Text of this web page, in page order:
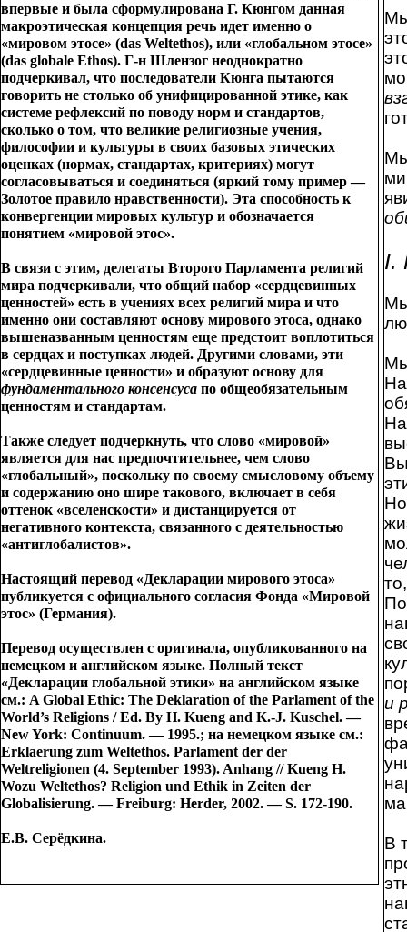
впервые и была сформулирована Г. Кюнгом данная
макроэтическая концепция речь идет именно о
«мировом этосе» (das Weltethos), или «глобальном этосе»
(das globale Ethos). Г-н Шлензог неоднократно
подчеркивал, что последователи Кюнга пытаются
говорить не столько об унифицированной этике, как
системе рефлексий по поводу норм и стандартов,
сколько о том, что великие религиозные учения,
философии и культуры в своих базовых этических
оценках (нормах, стандартах, критериях) могут
согласовываться и соединяться (яркий тому пример —
Золотое правило нравственности). Эта способность к
конвергенции мировых культур и обозначается
понятием «мировой этос».
В связи с этим, делегаты Второго Парламента религий
мира подчеркивали, что общий набор «сердцевинных
ценностей» есть в учениях всех религий мира и что
именно они составляют основу мирового этоса, однако
вышеназванным ценностям еще предстоит воплотиться
в сердцах и поступках людей. Другими словами, эти
«сердцевинные ценности» и образуют основу для
фундаментального консенсуса по общеобязательным
ценностям и стандартам.
Также следует подчеркнуть, что слово «мировой»
является для нас предпочтительнее, чем слово
«глобальный», поскольку по своему смысловому объему
и содержанию оно шире такового, включает в себя
оттенок «вселенскости» и дистанцируется от
негативного контекста, связанного с деятельностью
«антиглобалистов».
Настоящий перевод «Декларации мирового этоса»
публикуется с официального согласия Фонда «Мировой
этос» (Германия).
Перевод осуществлен с оригинала, опубликованного на
немецком и английском языке. Полный текст
«Декларации глобальной этики» на английском языке
см.: A Global Ethic: The Deklaration of the Parlament of the
World’s Religions / Ed. By H. Kueng and K.-J. Kuschel. —
New York: Continuum. — 1995.; на немецком языке см.:
Erklaerung zum Weltethos. Parlament der der
Weltreligionen (4. September 1993). Anhang // Kueng H.
Wozu Weltethos? Religion und Ethik in Zeiten der
Globalisierung. — Freiburg: Herder, 2002. — S. 172-190.
Е.В. Серёдкина.
I.
и
В